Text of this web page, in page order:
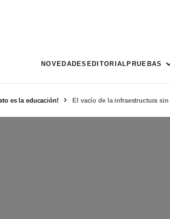
NOVEDADES EDITORIAL PRUEBAS
es la educación! El vacío de la infraestructura sin